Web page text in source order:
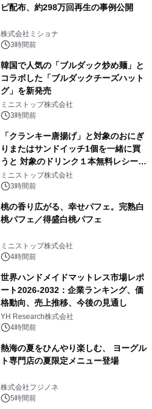
ピ配布、約298万回再生の事例公開
株式会社ミショナ
3時間前
韓国で人気の「ブルダック炒め麺」と
コラボした「ブルダックチーズハット
グ」を新発売
ミニストップ株式会社
3時間前
「クランキー唐揚げ」と対象のおにぎ
りまたはサンドイッチ1個を一緒に買
うと 対象のドリンク１本無料レシート
クーポンもらえる！※1
ミニストップ株式会社
3時間前
桃の香り広がる、幸せパフェ。完熟白
桃パフェ／得盛白桃パフェ
ミニストップ株式会社
4時間前
世界ハンドメイドマットレス市場レポ
ート2026-2032：企業ランキング、価
格動向、売上推移、今後の見通し
YH Research株式会社
4時間前
熱海の夏をひんやり楽しむ、 ヨーグル
ト専門店の夏限定メニュー登場
株式会社フジノネ
5時間前